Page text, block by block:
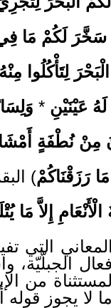
سَخَّرَ لَكُمْ مَا
لِتَأْكُلُوا
عَيْنَيْنِ *
مِنْ نُطْفَةٍ
رَزَقْنَاكُمْ)
إِلاَّ مَا
التي
الجبلّيّة،
من
وما لا يجوز